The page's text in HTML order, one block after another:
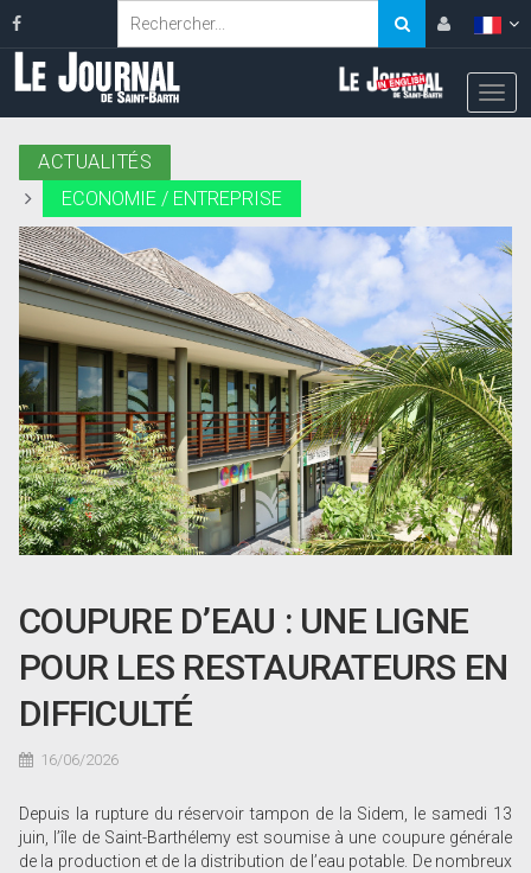
ACTUALITÉS
ECONOMIE / ENTREPRISE
COUPURE D’EAU : UNE LIGNE
POUR LES RESTAURATEURS EN
DIFFICULTÉ
16/06/2026
Depuis la rupture du réservoir tampon de la Sidem, le samedi 13
juin, l’île de Saint-Barthélemy est soumise à une coupure générale
de la production et de la distribution de l’eau potable. De nombreux